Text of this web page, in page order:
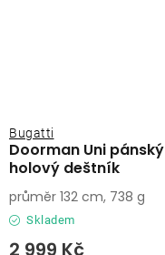
Doorman Uni pánský
holový deštník
Bugatti
Skladem
2 999 Kč
průměr 132 cm, 738 g